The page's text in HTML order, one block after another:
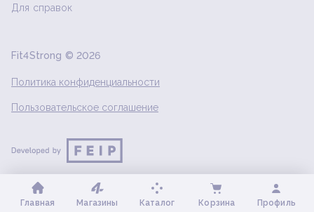
Для справок
Fit4Strong © 2026
Политика конфиденциальности
Пользовательское соглашение
Главная Магазины Каталог Корзина Профиль